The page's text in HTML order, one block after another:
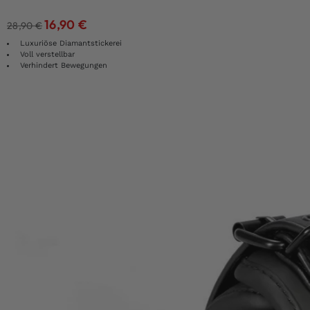
28,90€16,90 €
Luxuriöse Diamantstickerei
Voll verstellbar
Verhindert Bewegungen